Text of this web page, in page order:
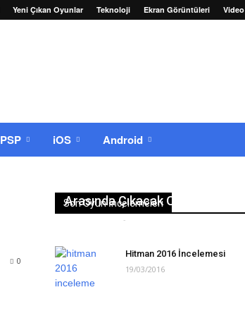
Yeni Çıkan Oyunlar Teknoloji Ekran Görüntüleri Video
PSP iOS Android
0
Son Oyun İncelemeleri
Arasında Çıkacak Oyunlar
-
Hitman 2016 İncelemesi
19/03/2016